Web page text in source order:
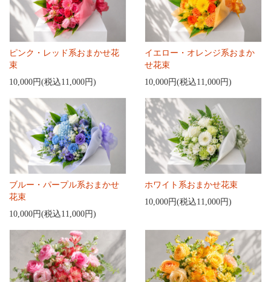
ピンク・レッド系おまかせ花
束
10,000円(税込11,000円)
イエロー・オレンジ系おまか
せ花束
10,000円(税込11,000円)
ブルー・パープル系おまかせ
花束
10,000円(税込11,000円)
ホワイト系おまかせ花束
10,000円(税込11,000円)